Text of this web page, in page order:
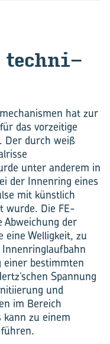
tech­ni­
hat zur
das vorzeitige
Der durch weiß
unter anderem in
der Innenring eines
mit künstlich
wurde. Die FE-
Abweichung der
eine Welligkeit, zu
einer bestimmten
Spannung
und
im Bereich
zu einem